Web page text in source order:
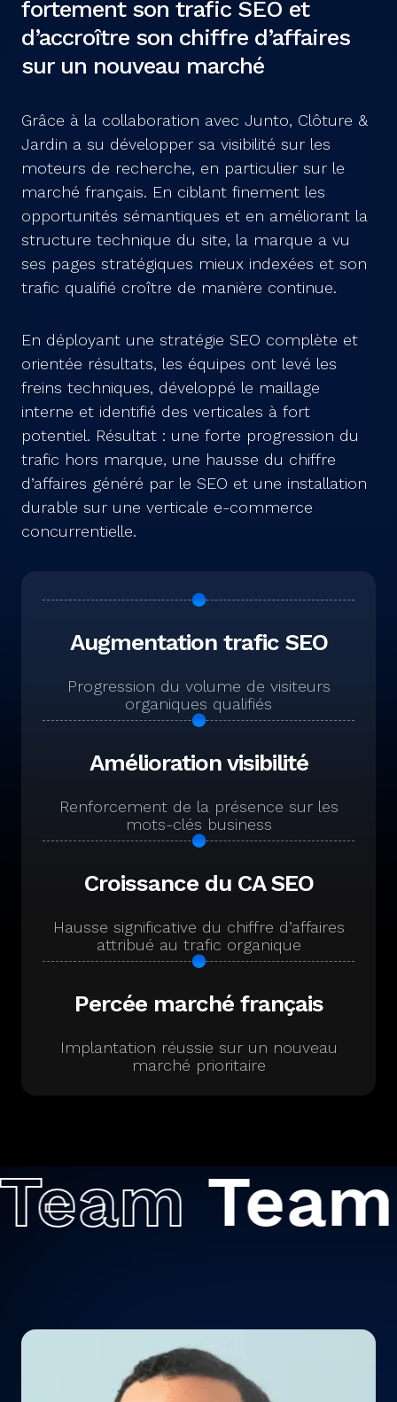
fortement son trafic SEO et
d’accroître son chiffre d’affaires
sur un nouveau marché
Grâce à la collaboration avec Junto, Clôture &
Jardin a su développer sa visibilité sur les
moteurs de recherche, en particulier sur le
marché français. En ciblant finement les
opportunités sémantiques et en améliorant la
structure technique du site, la marque a vu
ses pages stratégiques mieux indexées et son
trafic qualifié croître de manière continue.
En déployant une stratégie SEO complète et
orientée résultats, les équipes ont levé les
freins techniques, développé le maillage
interne et identifié des verticales à fort
potentiel. Résultat : une forte progression du
trafic hors marque, une hausse du chiffre
d’affaires généré par le SEO et une installation
durable sur une verticale e-commerce
concurrentielle.
Augmentation trafic SEO
Progression du volume de visiteurs
organiques qualifiés
Amélioration visibilité
Renforcement de la présence sur les
mots-clés business
Croissance du CA SEO
Hausse significative du chiffre d’affaires
attribué au trafic organique
Percée marché français
Implantation réussie sur un nouveau
marché prioritaire
Team